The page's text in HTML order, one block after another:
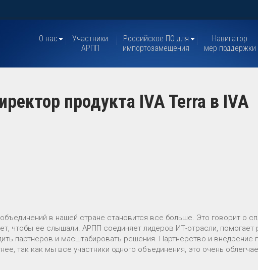
О нас
Участники
АРПП
Российское ПО для
импортозамещения
Навигатор
мер поддержки
продукта IVA Terra в IVA
в нашей стране становится все больше. Это говорит о
чтобы ее слышали. АРПП соединяет лидеров ИТ-отрасли, помогает
партнеров и масштабировать решения. Партнерство и внедрение
так как мы все участники одного объединения, это очень